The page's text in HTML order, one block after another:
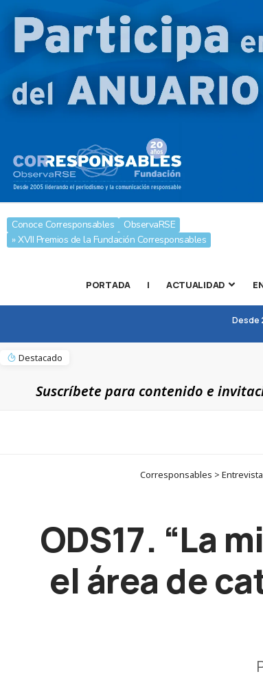
Conoce Corresponsables
ObservaRSE
» XVII Premios de la Fundación Corresponsables
PORTADA | ACTUALIDAD
Desde
Destacado
Suscríbete para contenido e
Corresponsables >
ODS17. “La
el área de